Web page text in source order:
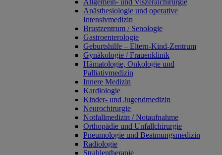
Allgemein- und Viszeralchirurgie
Anästhesiologie und operative
Intensivmedizin
Brustzentrum / Senologie
Gastroenterologie
Geburtshilfe – Eltern-Kind-Zentrum
Gynäkologie / Frauenklinik
Hämatologie, Onkologie und
Palliativmedizin
Innere Medizin
Kardiologie
Kinder- und Jugendmedizin
Neurochirurgie
Notfallmedizin / Notaufnahme
Orthopädie und Unfallchirurgie
Pneumologie und Beatmungsmedizin
Radiologie
Strahlentherapie